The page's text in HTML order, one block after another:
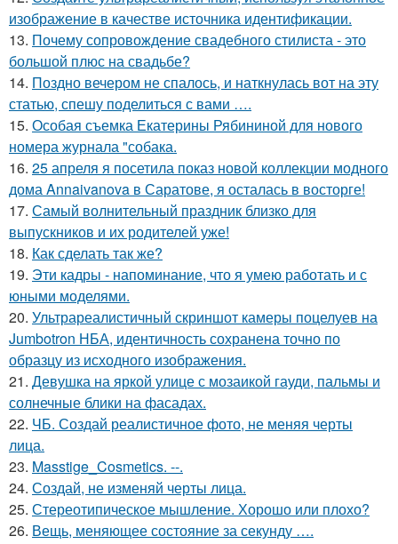
изображение в качестве источника идентификации.
13. Почему сопровождение свадебного стилиста - это
большой плюс на свадьбе?
14. Поздно вечером не спалось, и наткнулась вот на эту
статью, спешу поделиться с вами ….
15. Особая съемка Екатерины Рябининой для нового
номера журнала "собака.
16. 25 апреля я посетила показ новой коллекции модного
дома Annaivanova в Саратове, я осталась в восторге!
17. Самый волнительный праздник близко для
выпускников и их родителей уже!
18. Как сделать так же?
19. Эти кадры - напоминание, что я умею работать и с
юными моделями.
20. Ультрареалистичный скриншот камеры поцелуев на
Jumbotron НБА, идентичность сохранена точно по
образцу из исходного изображения.
21. Девушка на яркой улице с мозаикой гауди, пальмы и
солнечные блики на фасадах.
22. ЧБ. Создай реалистичное фото, не меняя черты
лица.
23. Masstige_Cosmetics. --.
24. Создай, не изменяй черты лица.
25. Стереотипическое мышление. Хорошо или плохо?
26. Вещь, меняющее состояние за секунду ….